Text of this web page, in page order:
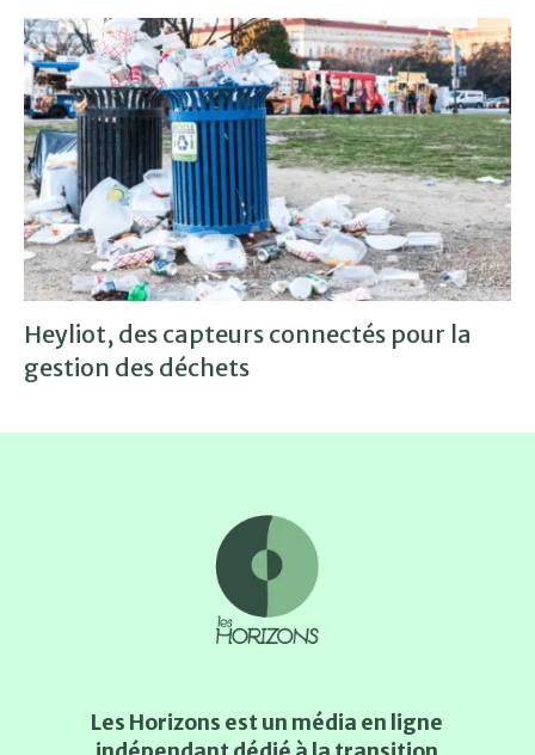
Heyliot, des capteurs connectés pour la
gestion des déchets
Les Horizons est un média en ligne